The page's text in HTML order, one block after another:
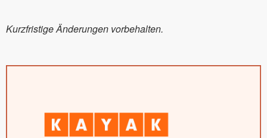
Kurzfristige Änderungen vorbehalten.